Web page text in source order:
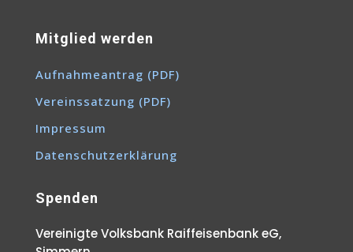
Mitglied werden
Aufnahmeantrag (PDF)
Vereinssatzung (PDF)
Impressum
Datenschutzerklärung
Spenden
Vereinigte Volksbank Raiffeisenbank eG,